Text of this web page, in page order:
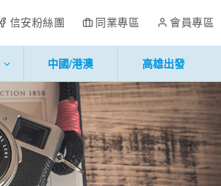
信安粉絲團 同業專區 會員專區
中國/港澳 高雄出發